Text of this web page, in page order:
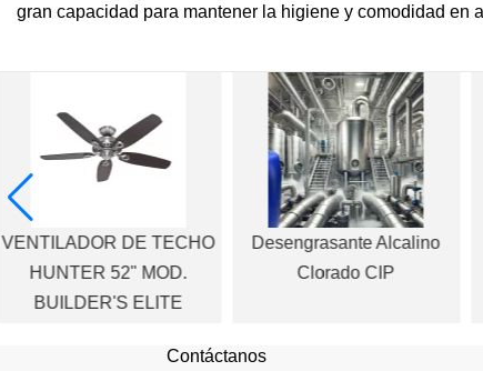
gran capacidad para mantener la higiene y comodidad en
VENTILADOR DE TECHO
HUNTER 52" MOD.
BUILDER'S ELITE
Desengrasante Alcalino
Clorado CIP
Contáctanos